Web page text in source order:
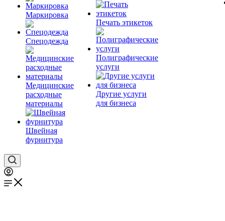
Маркировка
Спецодежда
Медицинские
расходные
материалы
Швейная
фурнитура
Печать этикеток
Полиграфические
услуги
Другие услуги
для бизнеса